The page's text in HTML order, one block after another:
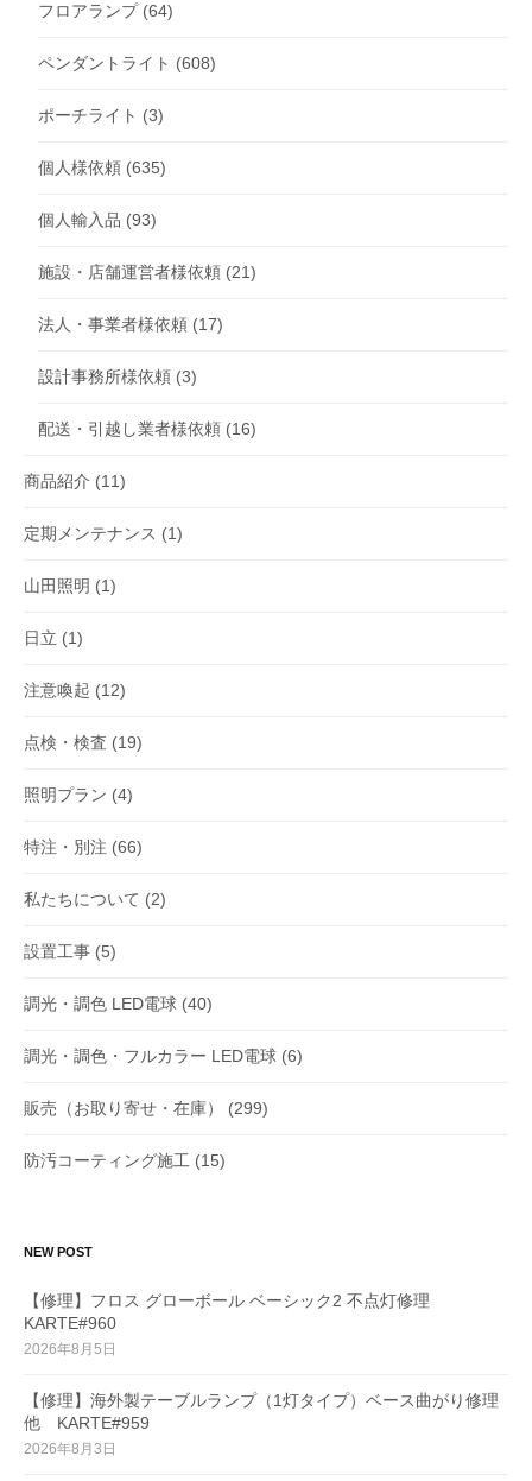
フロアランプ(64)
ペンダントライト (608)
ポーチライト (3)
個人様依頼 (635)
個人輸入品 (93)
施設・店舗運営者様依頼 (21)
法人・事業者様依頼 (17)
設計事務所様依頼 (3)
配送・引越し業者様依頼 (16)
商品紹介 (11)
定期メンテナンス (1)
山田照明 (1)
日立 (1)
注意喚起 (12)
点検・検査 (19)
照明プラン (4)
特注・別注 (66)
私たちについて (2)
設置工事 (5)
調光・調色 LED電球 (40)
調光・調色・フルカラー LED電球 (6)
販売（お取り寄せ・在庫） (299)
防汚コーティング施工 (15)
NEW POST
【修理】フロス グローボール ベーシック2 不点灯修理
KARTE#960
2026年8月5日
【修理】海外製テーブルランプ（1灯タイプ）ベース曲がり修理
他 KARTE#959
2026年8月3日